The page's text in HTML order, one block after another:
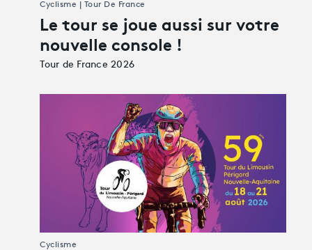
Le tour se joue aussi sur votre
nouvelle console !
Tour de France 2026
Cyclisme | Tour De France
Cyclisme